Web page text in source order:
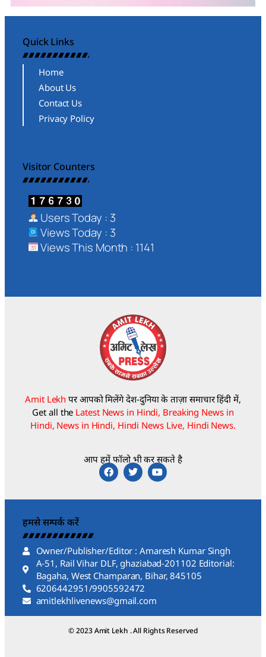
Quick Links
Home
About Us
Contact Us
Privacy Policy
Visitor Counters
Users Today : 3
Views Today : 3
Views This Month : 1141
Amit Lekh पर आपको मिलेंगे देश-दुनिया के ताज़ा समाचार हिंदी में,
Get all the Latest News in Hindi, Breaking News in
Hindi, News in Hindi, Hindi News Live, Hindi News.
आप हमें फॉलो भी कर सकते है
हमसे सम्पर्क करें
Owner/Publisher/Editor : Amaresh Kumar Singh
A-51, Rail Vihar DLF, ghaziabad-201102 Editorial:
Bagaha, West Champaran, Bihar, 845105
6206442951/9905592472
amitlekhlivenews@gmail.com
© 2023 Amit Lekh . All Rights Reserved